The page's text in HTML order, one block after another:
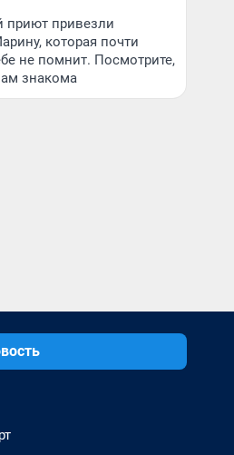
приют привезли
которая почти
не помнит. Посмотрите,
знакома